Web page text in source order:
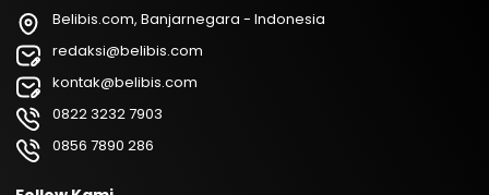
Belibis.com, Banjarnegara - Indonesia
redaksi@belibis.com
kontak@belibis.com
0822 3232 7903
0856 7890 286